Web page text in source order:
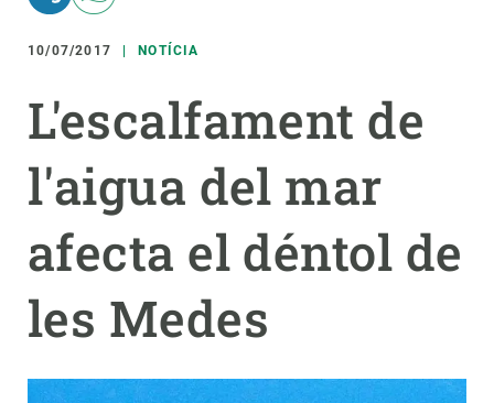
10/07/2017 NOTÍCIA
L'escalfament de
l'aigua del mar
afecta el déntol de
les Medes
responsive
Responsive
menu
RECERCA
CIÈNCIA EN ACCIÓ
UNEIX-TE A NOSALTRES
PARTICIPA